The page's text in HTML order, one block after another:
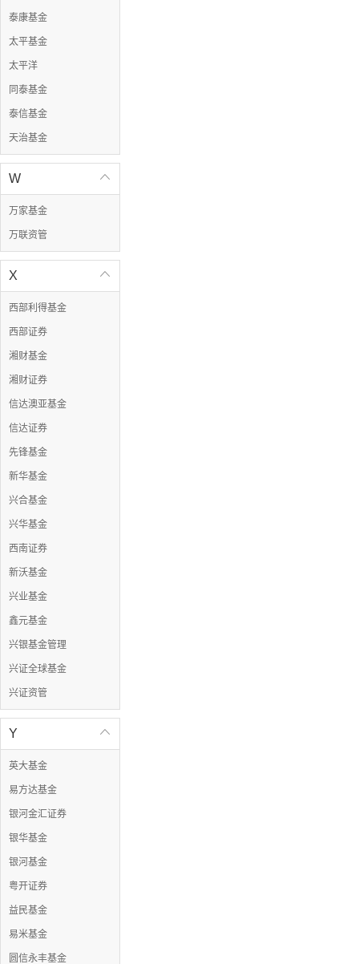
泰康基金
太平基金
太平洋
同泰基金
泰信基金
天治基金

W
万家基金
万联资管

X
西部利得基金
西部证券
湘财基金
湘财证券
信达澳亚基金
信达证券
先锋基金
新华基金
兴合基金
兴华基金
西南证券
新沃基金
兴业基金
鑫元基金
兴银基金管理
兴证全球基金
兴证资管

Y
英大基金
易方达基金
银河金汇证券
银华基金
银河基金
粤开证券
益民基金
易米基金
圆信永丰基金